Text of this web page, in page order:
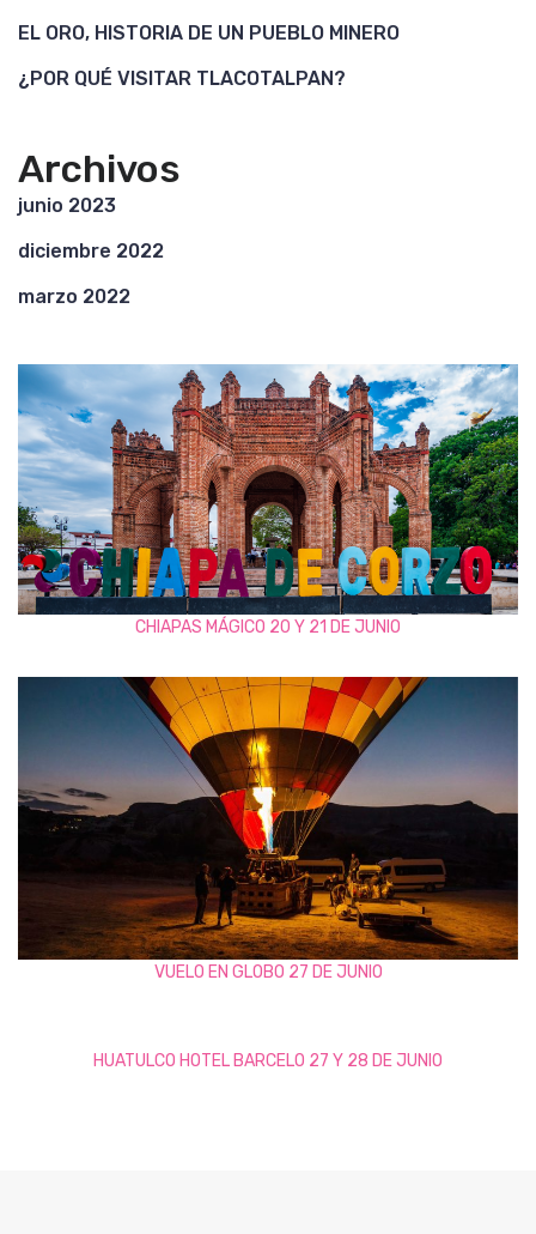
EL ORO, HISTORIA DE UN PUEBLO MINERO
¿POR QUÉ VISITAR TLACOTALPAN?
Archivos
junio 2023
diciembre 2022
marzo 2022
CHIAPAS MÁGICO 20 Y 21 DE JUNIO
VUELO EN GLOBO 27 DE JUNIO
HUATULCO HOTEL BARCELO 27 Y 28 DE JUNIO